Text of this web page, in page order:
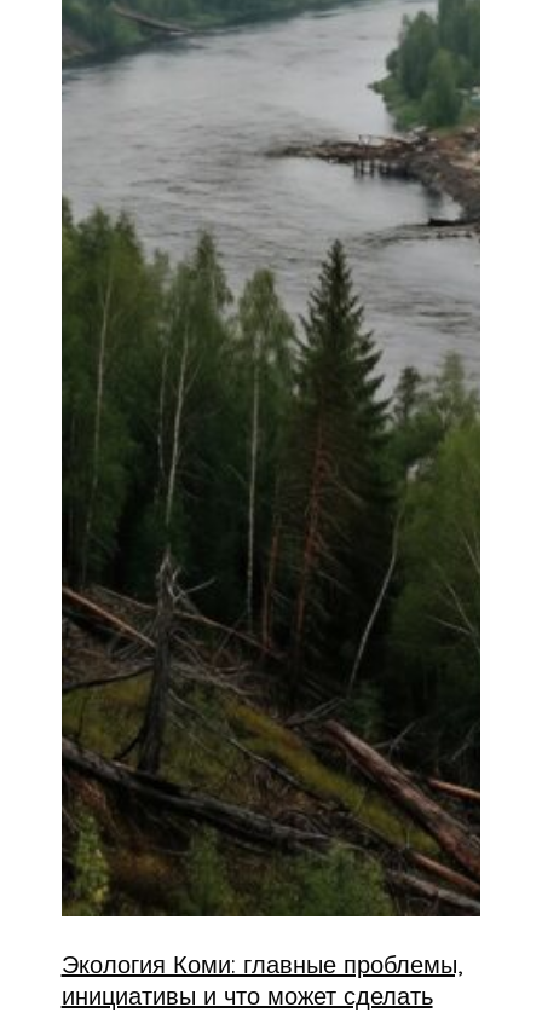
Экология Коми: главные проблемы,
инициативы и что может сделать